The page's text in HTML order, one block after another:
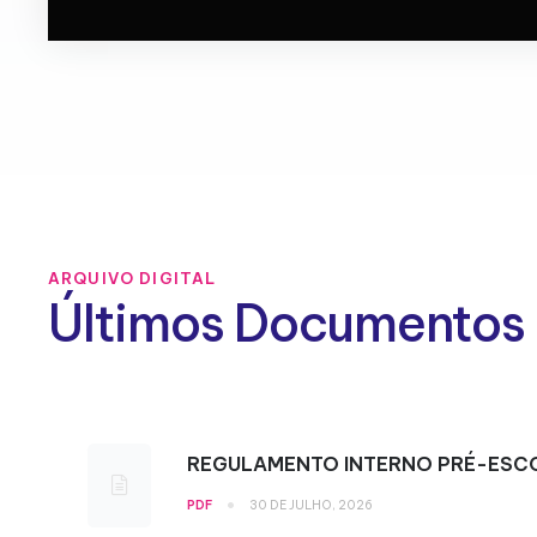
ARQUIVO DIGITAL
Últimos Documentos
REGULAMENTO INTERNO PRÉ-
PDF • 30 DE JULHO, 2026